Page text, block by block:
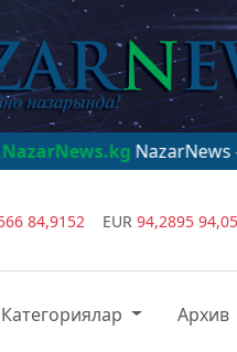
NazarNews - дүйнө
84,9152 EUR 94,2895
Категориялар Архив